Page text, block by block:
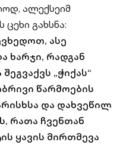
ალექსეიმ
გახსნა:
ასე
ხარჯი, რადგან
„ჭიქას“
წარმოების
და დახვეწილ
რათა ჩვენთან
ყავის მირთმევა